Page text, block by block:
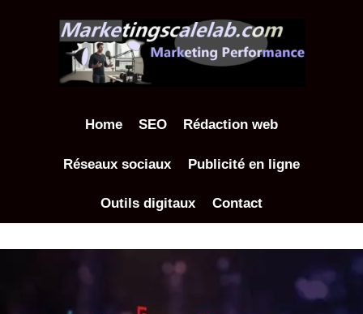
Home SEO Rédaction web
Réseaux sociaux Publicité en ligne
Outils digitaux Contact